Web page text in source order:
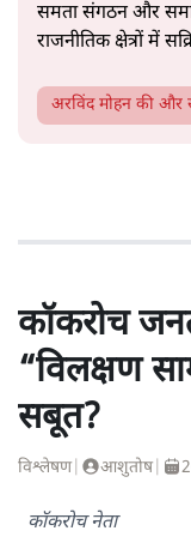
समता संगठन और
राजनीतिक क्षेत्रों में
अरविंद मोहन की और
कॉकरोच
“विलक्षण
सबूत?
विश्लेषण| आशुतोष|